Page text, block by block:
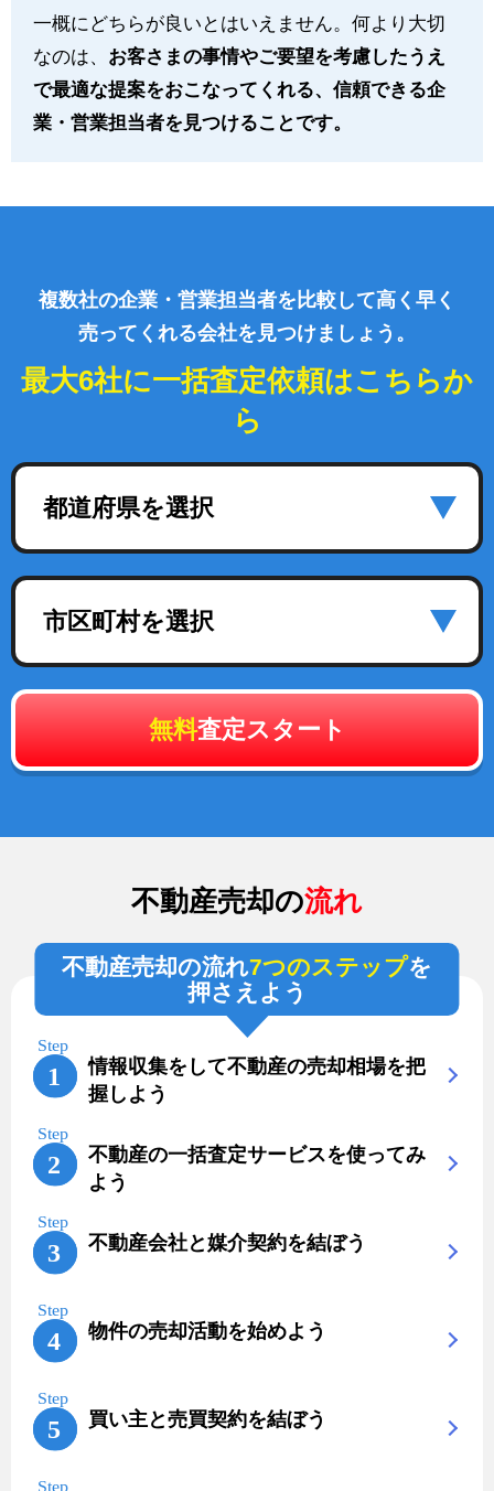
一概にどちらが良いとはいえません。何より大切
なのは、 お客さまの事情やご要望を考慮したうえ
で最適な提案をおこなってくれる、信頼できる企
業・営業担当者を見つけることです。
複数社の企業・営業担当者を比較して高く早く
売ってくれる会社を見つけましょう。
最大6社に一括査定依頼はこちらか
ら
都道府県を選択
市区町村を選択
無料査定スタート
不動産売却の流れ
不動産売却の流れ7つのステップを
押さえよう
情報収集をして不動産の売却相場を把
握しよう
不動産の一括査定サービスを使ってみ
よう
不動産会社と媒介契約を結ぼう
物件の売却活動を始めよう
買い主と売買契約を結ぼう